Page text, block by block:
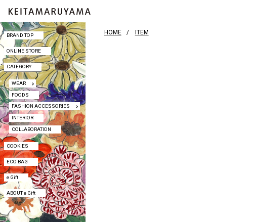
BRAND TOP
ONLINE STORE
CATEGORY
WEAR
FOODS
FASHION ACCESSORIES
INTERIOR
COLLABORATION
COOKIES
ECO BAG
e Gift
ABOUT e Gift
BRAND TOP
ONLINE STORE
CATEGORY
WEAR
FOODS
FASHION ACCESSORIES
INTERIOR
COLLABORATION
COOKIES
ECO BAG
e Gift
ABOUT e Gift
HOME ITEM